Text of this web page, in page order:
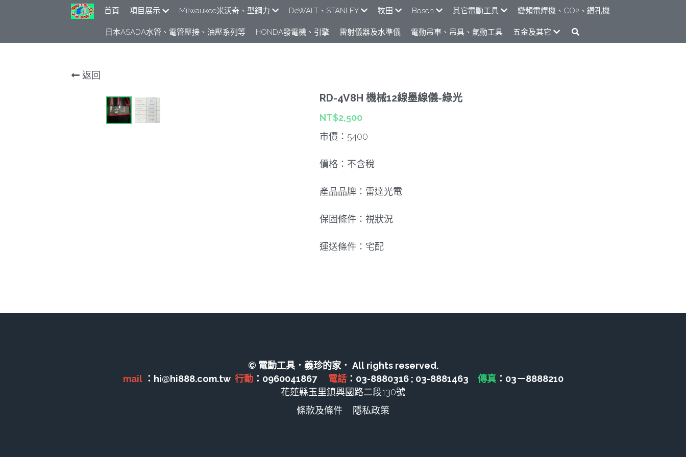
首頁 項目展示 Milwaukee米沃奇、型鋼力 DeWALT、STANLEY 牧田 Bosch 其它電動工具 變頻電焊機、CO2、鑽孔機
日本ASADA水管、電管壓接、油壓系列​等 HONDA發電機、引擎 雷射儀器及水準儀 電動吊車、吊具、氣動工具 五金及其它
返回
RD-4V8H 機械12線墨線儀-綠光
NT$2,500
市價：5400
價格：不含稅
產品品牌：雷達光電
保固條件：視狀況
運送條件：宅配